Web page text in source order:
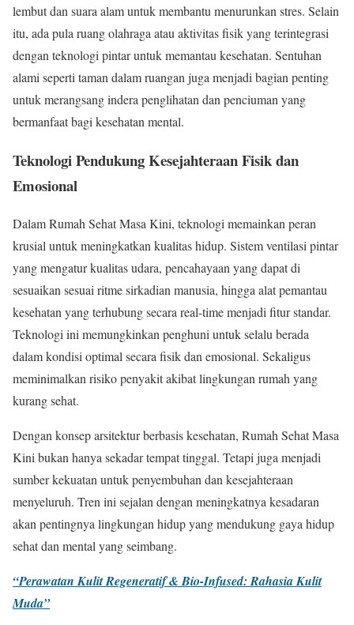
lembut dan suara alam untuk membantu menurunkan stres. Selain
itu, ada pula ruang olahraga atau aktivitas fisik yang terintegrasi
dengan teknologi pintar untuk memantau kesehatan. Sentuhan
alami seperti taman dalam ruangan juga menjadi bagian penting
untuk merangsang indera penglihatan dan penciuman yang
bermanfaat bagi kesehatan mental.
Teknologi Pendukung Kesejahteraan Fisik dan
Emosional
Dalam Rumah Sehat Masa Kini, teknologi memainkan peran
krusial untuk meningkatkan kualitas hidup. Sistem ventilasi pintar
yang mengatur kualitas udara, pencahayaan yang dapat di
sesuaikan sesuai ritme sirkadian manusia, hingga alat pemantau
kesehatan yang terhubung secara real-time menjadi fitur standar.
Teknologi ini memungkinkan penghuni untuk selalu berada
dalam kondisi optimal secara fisik dan emosional. Sekaligus
meminimalkan risiko penyakit akibat lingkungan rumah yang
kurang sehat.
Dengan konsep arsitektur berbasis kesehatan, Rumah Sehat Masa
Kini bukan hanya sekadar tempat tinggal. Tetapi juga menjadi
sumber kekuatan untuk penyembuhan dan kesejahteraan
menyeluruh. Tren ini sejalan dengan meningkatnya kesadaran
akan pentingnya lingkungan hidup yang mendukung gaya hidup
sehat dan mental yang seimbang.
“Perawatan Kulit Regeneratif & Bio-Infused: Rahasia Kulit
Muda”